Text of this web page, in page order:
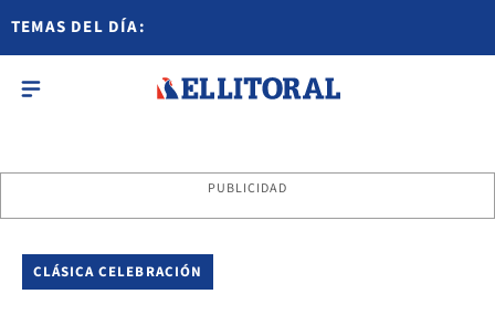
TEMAS DEL DÍA:
PUBLICIDAD
CLÁSICA CELEBRACIÓN